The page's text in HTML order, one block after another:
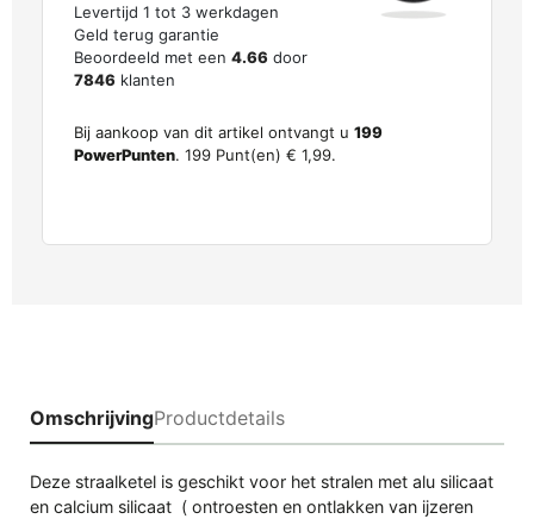
Levertijd 1 tot 3 werkdagen
Geld terug garantie
Beoordeeld met een 4.66 door
7846 klanten
Bij aankoop van dit artikel ontvangt u 199
PowerPunten. 199 Punt(en) € 1,99.
OmschrijvingProductdetails
Deze straalketel is geschikt voor het stralen met alu silicaat
en calcium silicaat ( ontroesten en ontlakken van ijzeren